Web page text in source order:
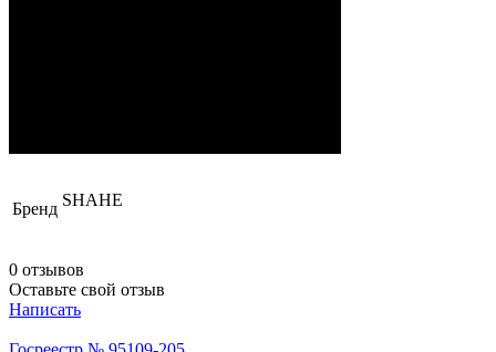
Бренд SHAHE
0 отзывов
Оставьте свой отзыв
Написать